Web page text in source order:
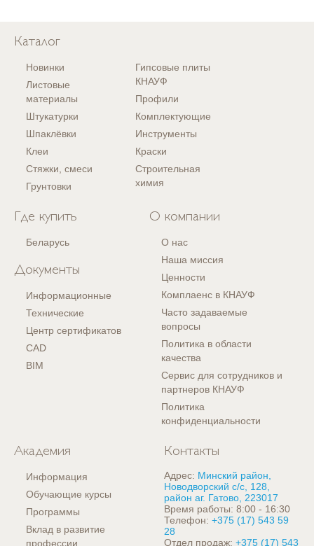
Каталог
Новинки
Листовые
материалы
Штукатурки
Шпаклёвки
Клеи
Стяжки, смеси
Грунтовки
Гипсовые плиты
КНАУФ
Профили
Комплектующие
Инструменты
Краски
Строительная
химия
Где купить
Беларусь
Документы
Информационные
Технические
Центр сертификатов
CAD
BIM
О компании
О нас
Наша миссия
Ценности
Комплаенс в КНАУФ
Часто задаваемые
вопросы
Политика в области
качества
Сервис для сотрудников и
партнеров КНАУФ
Политика
конфиденциальности
Академия
Информация
Обучающие курсы
Программы
Вклад в развитие
профессии
Контакты
Адрес: Минский район,
Новодворский с/с, 128,
район аг. Гатово, 223017
Время работы: 8:00 - 16:30
Телефон: +375 (17) 543 59
28
Отдел продаж: +375 (17) 543